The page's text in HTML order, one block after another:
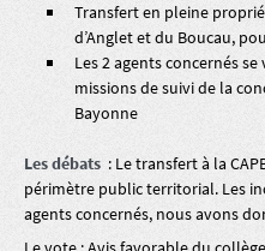
Transfert en pleine
d’Anglet et du Boucau,
Les 2 agents concernés
missions de suivi de la
Bayonne
Les débats : Le transfert à la
périmètre public territorial. Les
agents concernés, nous avons